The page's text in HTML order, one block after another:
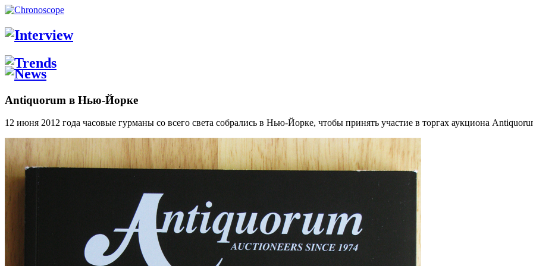
Antiquorum в Нью-Йорке
12 июня 2012 года часовые гурманы со всего света собрались в Нью-Йорке, чтобы принять участие в торгах аукциона